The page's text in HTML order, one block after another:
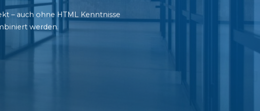
– auch ohne HTML Kenntnisse
werden.